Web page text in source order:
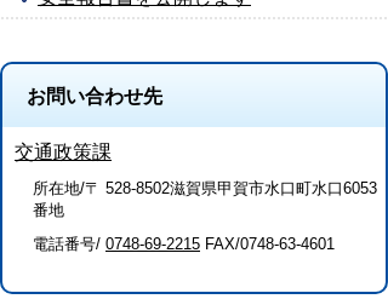
お問い合わせ先
交通政策課
所在地/〒 528-8502滋賀県甲賀市水口町水口6053
番地
電話番号/ 0748-69-2215 FAX/0748-63-4601